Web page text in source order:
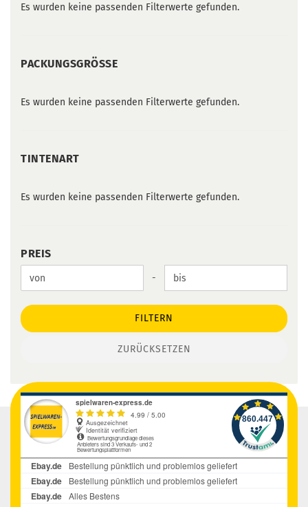
Es wurden keine passenden Filterwerte gefunden.
PACKUNGSGRÖSSE
PACKUNGSGRÖSSE
Es wurden keine passenden Filterwerte gefunden.
TINTENART
TINTENART
Es wurden keine passenden Filterwerte gefunden.
PREIS
PREIS
Preis bis -
FILTERN
ZURÜCKSETZEN